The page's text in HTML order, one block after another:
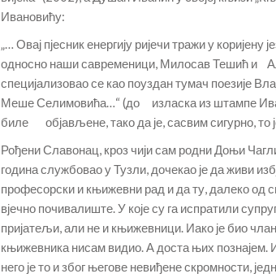
Ивановићу:
„… Овај пјесник енергију ријечи тражи у коријену
односно наши савременици, Милосав Тешић и
специјализовао се као поуздан тумач поезије
Меше Селимовића…“ (до изласка из штампе
биле објављене, тако да је, сасвим сигурно,
Рођени Славонац, кроз чији сам родни Доњи
година службовао у Тузли, дочекао је да живи
професорски и књижевни рад и да ту, далеко од
вјечно почивалиште. У које су га испратили
пријатељи, али не и књижевници. Иако је био
књижевника нисам видио. А доста њих познајем.
него је то и због његове невиђене скромности,